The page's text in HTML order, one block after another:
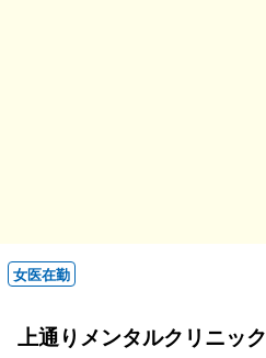
女医在勤
上通りメンタルクリニック